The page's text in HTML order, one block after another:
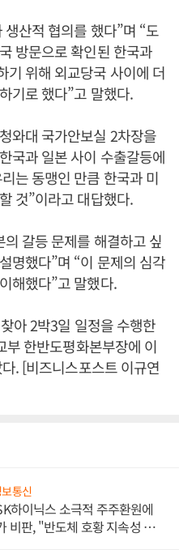
산적 협의를 했다”며 “도
방문으로 확인된 한국과
기 위해 외교당국 사이에 더
기로 했다”고 말했다.
청와대 국가안보실 2차장을
국과 일본 사이 수출갈등에
는 동맹인 만큼 한국과 미
것”이라고 대답했다.
갈등 문제를 해결하고 싶
명했다”며 “이 문제의 심각
해했다”고 말했다.
아 2박3일 일정을 수행한
부 한반도평화본부장에 이
. [비즈니스포스트 이규연
보통신
하이닉스 소극적 주주환원에
비판, "반도체 호황 지속성 의